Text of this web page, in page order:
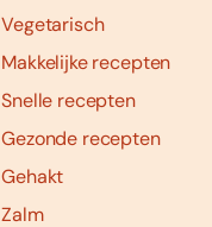
Vegetarisch
Makkelijke recepten
Snelle recepten
Gezonde recepten
Gehakt
Zalm